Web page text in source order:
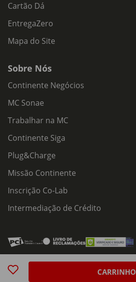
CARRINHO
Cartão Dá
EntregaZero
Mapa do Site
Sobre Nós
Continente Negócios
MC Sonae
Trabalhar na MC
Continente Siga
Plug&Charge
Missão Continente
Inscrição Co-Lab
Intermediação de Crédito
Acessibilidade
Política de Privacidade